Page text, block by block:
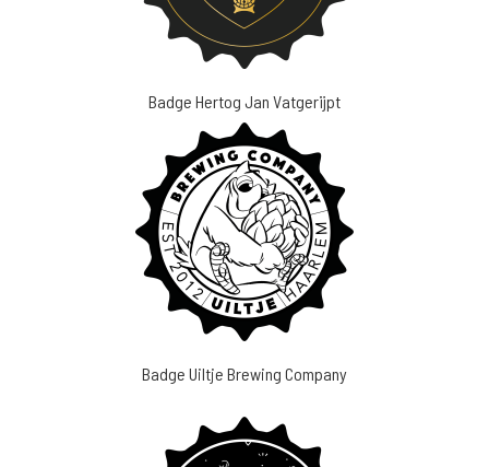
Badge Hertog Jan Vatgerijpt
Badge Uiltje Brewing Company